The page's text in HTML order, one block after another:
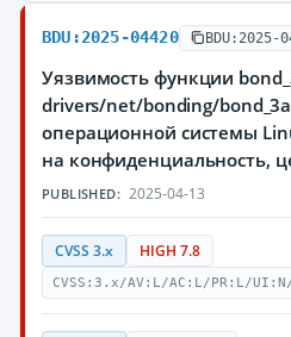
BDU:2025-04420 BDU:2025-
Уязвимость функции
drivers/net/bonding/
операционной системы
на конфиденциальность,
PUBLISHED: 2025-04-13
CVSS 3.x HIGH 7.8
CVSS:3.x/AV:L/AC:L/PR:L/